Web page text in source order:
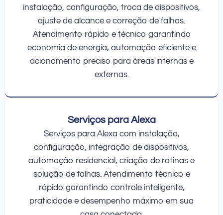
instalação, configuração, troca de dispositivos,
ajuste de alcance e correção de falhas.
Atendimento rápido e técnico garantindo
economia de energia, automação eficiente e
acionamento preciso para áreas internas e
externas.
Serviços para Alexa
Serviços para Alexa com instalação,
configuração, integração de dispositivos,
automação residencial, criação de rotinas e
solução de falhas. Atendimento técnico e
rápido garantindo controle inteligente,
praticidade e desempenho máximo em sua